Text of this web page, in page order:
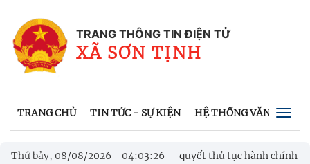
TRANG THÔNG TIN ĐIỆN TỬ
XÃ SƠN TỊNH
TRANG CHỦ TIN TỨC - SỰ KIỆN HỆ THỐNG VĂN BẢN
Thứ bảy, 08/08/2026 - 04:03:27
bảo trợ xã hội trong giải quyết thủ tục hành chính